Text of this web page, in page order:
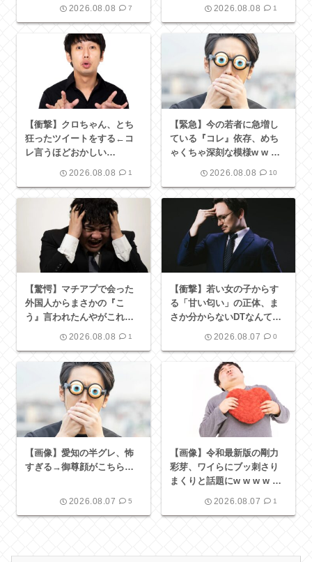
2026.08.08 7 2026.08.08 1
【衝撃】クロちゃん、とち
狂ったツイートをする←コ
レ言うほどおかしい
2026.08.08 1
【緊急】今の若者に急増し
ている『コレ』依存、めち
ゃくちゃ深刻な模様w w w
2026.08.08 10
【驚愕】マチアプで会った
外国人からまさかの『こ
う』言われたんやがこれワ
2026.08.08 1
【衝撃】若い女の子からす
る「甘い匂い」の正体、ま
さか分からないDTなんてお
2026.08.07 0
【画像】愛知の半グレ、怖
すぎる→御尊顔がこちら…
2026.08.07 5
【画像】令和最新版の剛力
彩芽、ワイらにブッ刺さり
まくりと話題にw w w w w
2026.08.07 1